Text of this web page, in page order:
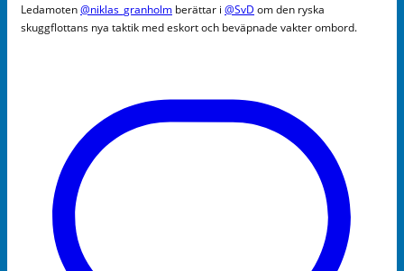
Ledamoten@niklas_granholm berättar i @SvD om den ryska
skuggflottans nya taktik med eskort och beväpnade vakter ombord.